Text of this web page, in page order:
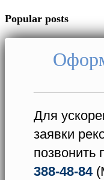
Popular posts
Для
заявки
позвонить
388-48-84